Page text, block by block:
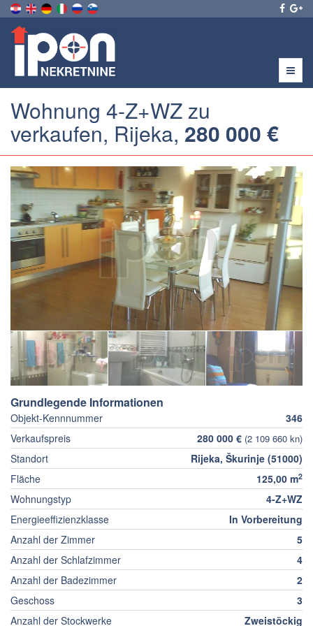
Menu
Wohnung 4-Z+WZ zu
verkaufen, Rijeka, 280 000 €
Grundlegende Informationen
Objekt-Kennnummer
346
Verkaufspreis
280 000 € (2 109 660 kn)
Standort
Rijeka, Škurinje (51000)
Fläche
125,00 m2
Wohnungstyp
4-Z+WZ
Energieeffizienzklasse
In Vorbereitung
Anzahl der Zimmer
5
Anzahl der Schlafzimmer
4
Anzahl der Badezimmer
2
Geschoss
3
Anzahl der Stockwerke
Zweistöckig